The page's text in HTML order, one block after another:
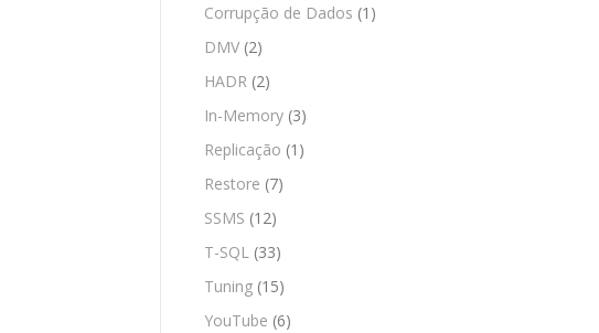
Corrupção de Dados (1)
DMV (2)
HADR (2)
In-Memory (3)
Replicação (1)
Restore (7)
SSMS (12)
T-SQL (33)
Tuning (15)
YouTube (6)